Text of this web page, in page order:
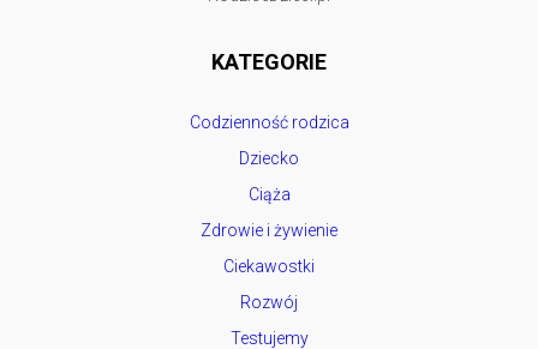
KATEGORIE
Codzienność rodzica
Dziecko
Ciąża
Zdrowie i żywienie
Ciekawostki
Rozwój
Testujemy